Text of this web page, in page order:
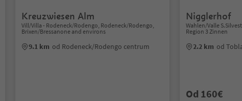
Kreuzwiesen Alm
Vill/Villa - Rodeneck/Rodengo, Rodeneck/Rodengo,
Brixen/Bressanone and environs
9.1 km od Rodeneck/Rodengo centrum
Nigglerhof
Wahlen/Valle
Region 3 Zinnen
2.2 km od
Od 160€